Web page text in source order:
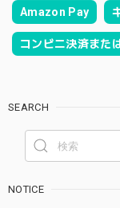
Amazon Pay
コンビニ決済また
SEARCH
NOTICE